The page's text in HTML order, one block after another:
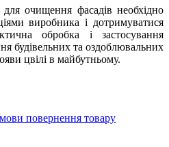
очищення фасадів необхідно
виробника і дотримуватися
обробка і застосування
будівельних та оздоблювальних
цвілі в майбутньому.
повернення товару